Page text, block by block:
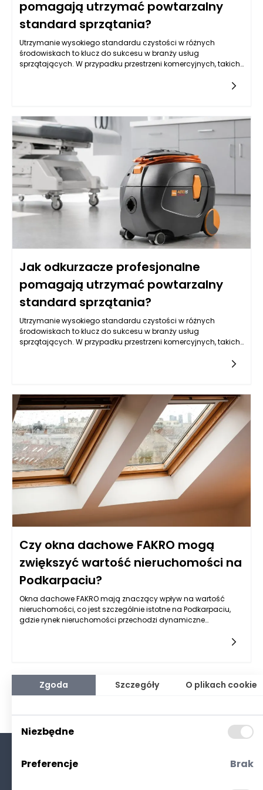
pomagają utrzymać powtarzalny
standard sprzątania?
Utrzymanie wysokiego standardu czystości w różnych
środowiskach to klucz do sukcesu w branży usług
sprzątających. W przypadku przestrzeni komercyjnych, takich
Jak odkurzacze profesjonalne
pomagają utrzymać powtarzalny
standard sprzątania?
Utrzymanie wysokiego standardu czystości w różnych
środowiskach to klucz do sukcesu w branży usług
sprzątających. W przypadku przestrzeni komercyjnych, takich
Czy okna dachowe FAKRO mogą
zwiększyć wartość nieruchomości na
Podkarpaciu?
Okna dachowe FAKRO mają znaczący wpływ na wartość
nieruchomości, co jest szczególnie istotne na Podkarpaciu,
gdzie rynek nieruchomości przechodzi dynamiczne
wiejskich, wielkość i rodzaj okien ma ogromne znaczenie dla
bardziej poszukiwane przez potencjalnych nabywców. Dzięki
zastosowaniu okien dachowych FAKRO, możliwe jest
uzyskanie większej ilości przestrzeni użytkowej, co pozytywnie
nieruchomości.
Zgoda Szczegóły O plikach cookie
Niezbędne
Preferencje Brak